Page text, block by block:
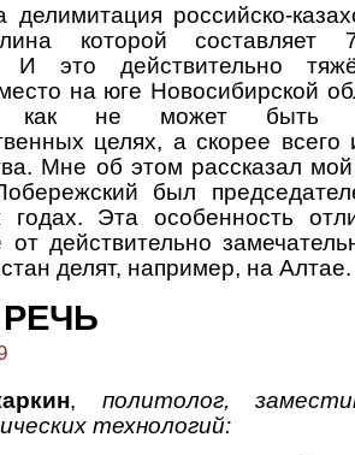
российско-
которой составляет
И это действительно
на юге Новосибирской
как не может быть
целях, а скорее
Мне об этом рассказал
был
Эта особенность
действительно
делят, например, на Алтае.
, политолог,
технологий: